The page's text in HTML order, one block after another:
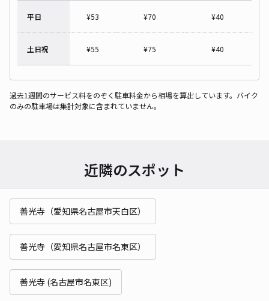
平日 ¥53 ¥70 ¥40
土日祝 ¥55 ¥75 ¥40
過去1週間のサービス料をのぞく駐車料金から相場を算出しています。バイク
のみの駐車場は集計対象に含まれていません。
近隣のスポット
善光寺（愛知県名古屋市天白区）
善光寺（愛知県名古屋市名東区）
善光寺 (名古屋市名東区)